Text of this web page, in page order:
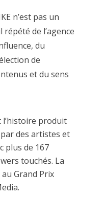
n’est pas un
répété de l’agence
du
de
et du sens
l’histoire produit
des artistes et
plus de 167
touchés. La
Grand Prix